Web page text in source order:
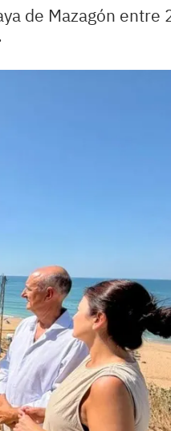
de Mazagón